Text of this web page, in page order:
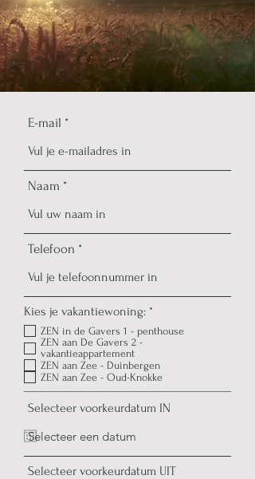
E-mail
Naam
Telefoon
Kies je vakantiewoning: *
e
r
i
s
ZEN in de Gavers 1 - penthouse
ZEN aan De Gavers 2 -
vakantieappartement
ZEN aan Zee - Duinbergen
ZEN aan Zee - Oud-Knokke
Selecteer voorkeurdatum IN
Selecteer voorkeurdatum UIT